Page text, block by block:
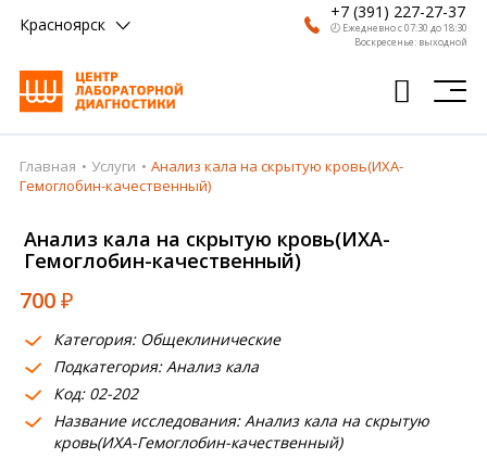
Красноярск
+7 (391) 227-27-37
🕗 Ежедневно с 07:30 до 18:30
Воскресенье: выходной
Главная
Врачи
Получить результат
Пациентам
О компании
Где сдать
Главная Услуги
Анализ кала на скрытую кровь(ИХА-
Гемоглобин-качественный)
Анализ кала на скрытую кровь(ИХА-
Гемоглобин-качественный)
700₽
Категория: Общеклинические
Подкатегория: Анализ кала
Код: 02-202
Название исследования: Анализ кала на скрытую
кровь(ИХА-Гемоглобин-качественный)